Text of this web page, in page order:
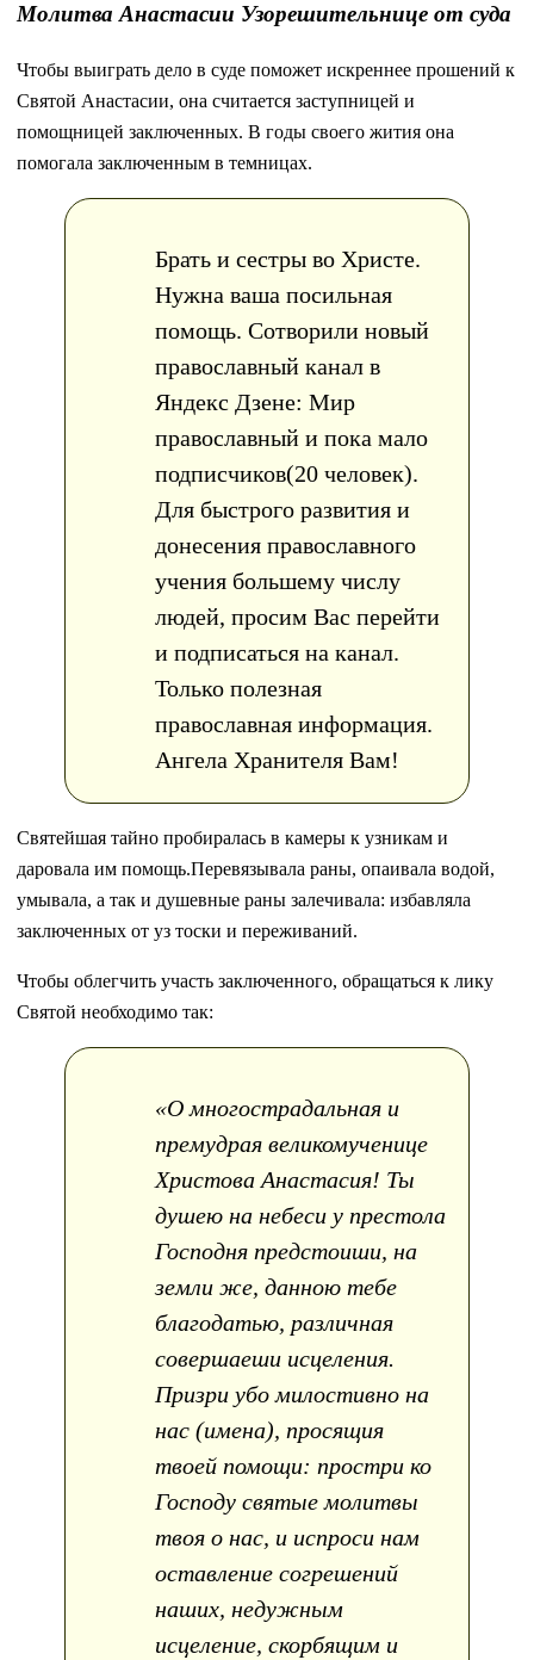
Молитва Анастасии Узорешительнице от суда
Чтобы выиграть дело в суде поможет искреннее прошений к
Святой Анастасии, она считается заступницей и
помощницей заключенных. В годы своего жития она
помогала заключенным в темницах.
Брать и сестры во Христе.
Нужна ваша посильная
помощь. Сотворили новый
православный канал в
Яндекс Дзене: Мир
православный и пока мало
подписчиков(20 человек).
Для быстрого развития и
донесения православного
учения большему числу
людей, просим Вас перейти
и подписаться на канал.
Только полезная
православная информация.
Ангела Хранителя Вам!
Святейшая тайно пробиралась в камеры к узникам и
даровала им помощь.Перевязывала раны, опаивала водой,
умывала, а так и душевные раны залечивала: избавляла
заключенных от уз тоски и переживаний.
Чтобы облегчить участь заключенного, обращаться к лику
Святой необходимо так:
«О многострадальная и
премудрая великомученице
Христова Анастасия! Ты
душею на небеси у престола
Господня предстоиши, на
земли же, данною тебе
благодатью, различная
совершаеши исцеления.
Призри убо милостивно на
нас (имена), просящия
твоей помощи: простри ко
Господу святые молитвы
твоя о нас, и испроси нам
оставление согрешений
наших, недужным
исцеление, скорбящим и